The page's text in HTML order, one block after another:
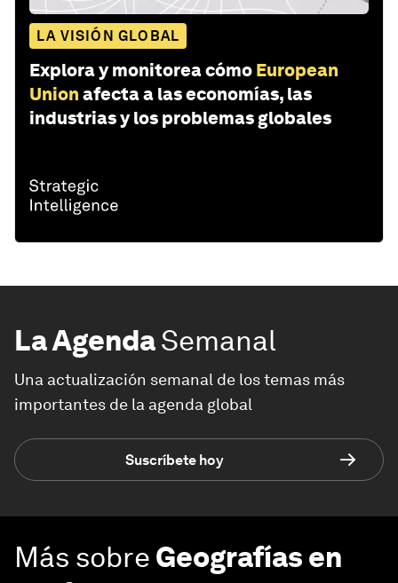
LA VISIÓN GLOBAL
Explora y monitorea cómo European
Union afecta a las economías, las
industrias y los problemas globales
La AgendaSemanal
Una actualización semanal de los temas más
importantes de la agenda global
Suscríbete hoy
Más sobre Geografías en